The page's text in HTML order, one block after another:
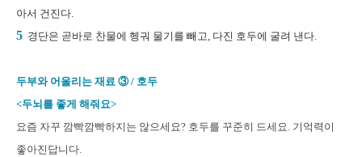
아서 건진다.
5 경단은 곧바로 찬물에 헹궈 물기를 빼고, 다진 호두에 굴려 낸다.
두부와 어울리는 재료 ③ / 호두
<두뇌를 좋게 해줘요>
요즘 자꾸 깜빡깜빡하지는 않으세요? 호두를 꾸준히 드세요. 기억력이
좋아진답니다.